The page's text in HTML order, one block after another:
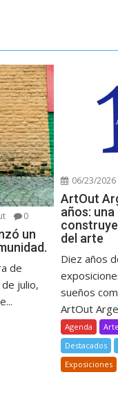
0
un
de
julio,
06/23/2026
ArtOut
años:
del arte
Diez años
sueños
ArtOut
Agenda Arte
Destacados
Exposiciones